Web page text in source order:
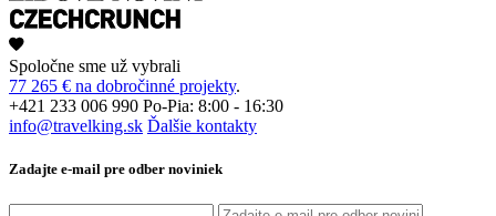
Spoločne sme už vybrali
77 265 € na dobročinné projekty.
+421 233 006 990 Po-Pia: 8:00 - 16:30
info@travelking.sk Ďalšie kontakty
Zadajte e-mail pre odber noviniek